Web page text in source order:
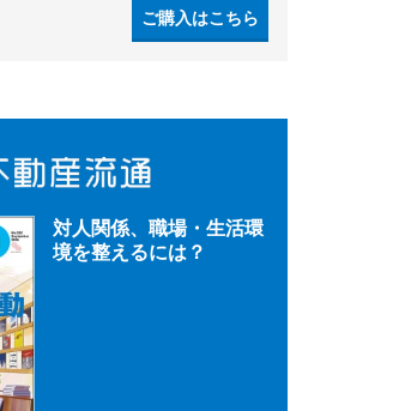
ご購入はこちら
対人関係、職場・生活環
境を整えるには？